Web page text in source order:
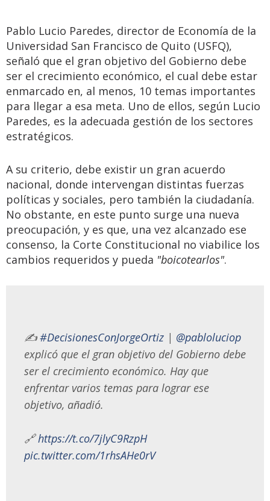
Pablo Lucio Paredes, director de Economía de la
Universidad San Francisco de Quito (USFQ),
señaló que el gran objetivo del Gobierno debe
ser el crecimiento económico, el cual debe estar
enmarcado en, al menos, 10 temas importantes
para llegar a esa meta. Uno de ellos, según Lucio
Paredes, es la adecuada gestión de los sectores
estratégicos.
A su criterio, debe existir un gran acuerdo
nacional, donde intervengan distintas fuerzas
políticas y sociales, pero también la ciudadanía.
No obstante, en este punto surge una nueva
preocupación, y es que, una vez alcanzado ese
consenso, la Corte Constitucional no viabilice los
cambios requeridos y pueda "boicotearlos".
✍️#DecisionesConJorgeOrtiz | @pabloluciop
explicó que el gran objetivo del Gobierno debe
ser el crecimiento económico. Hay que
enfrentar varios temas para lograr ese
objetivo, añadió.
🔗https://t.co/7jlyC9RzpH
pic.twitter.com/1rhsAHe0rV